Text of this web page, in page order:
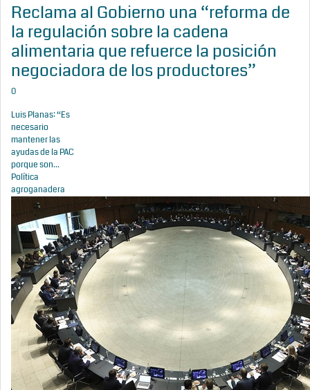
Reclama al Gobierno una “reforma de
la regulación sobre la cadena
alimentaria que refuerce la posición
negociadora de los productores”
0
Luis Planas: “Es
necesario
mantener las
ayudas de la PAC
porque son...
Política
agroganadera